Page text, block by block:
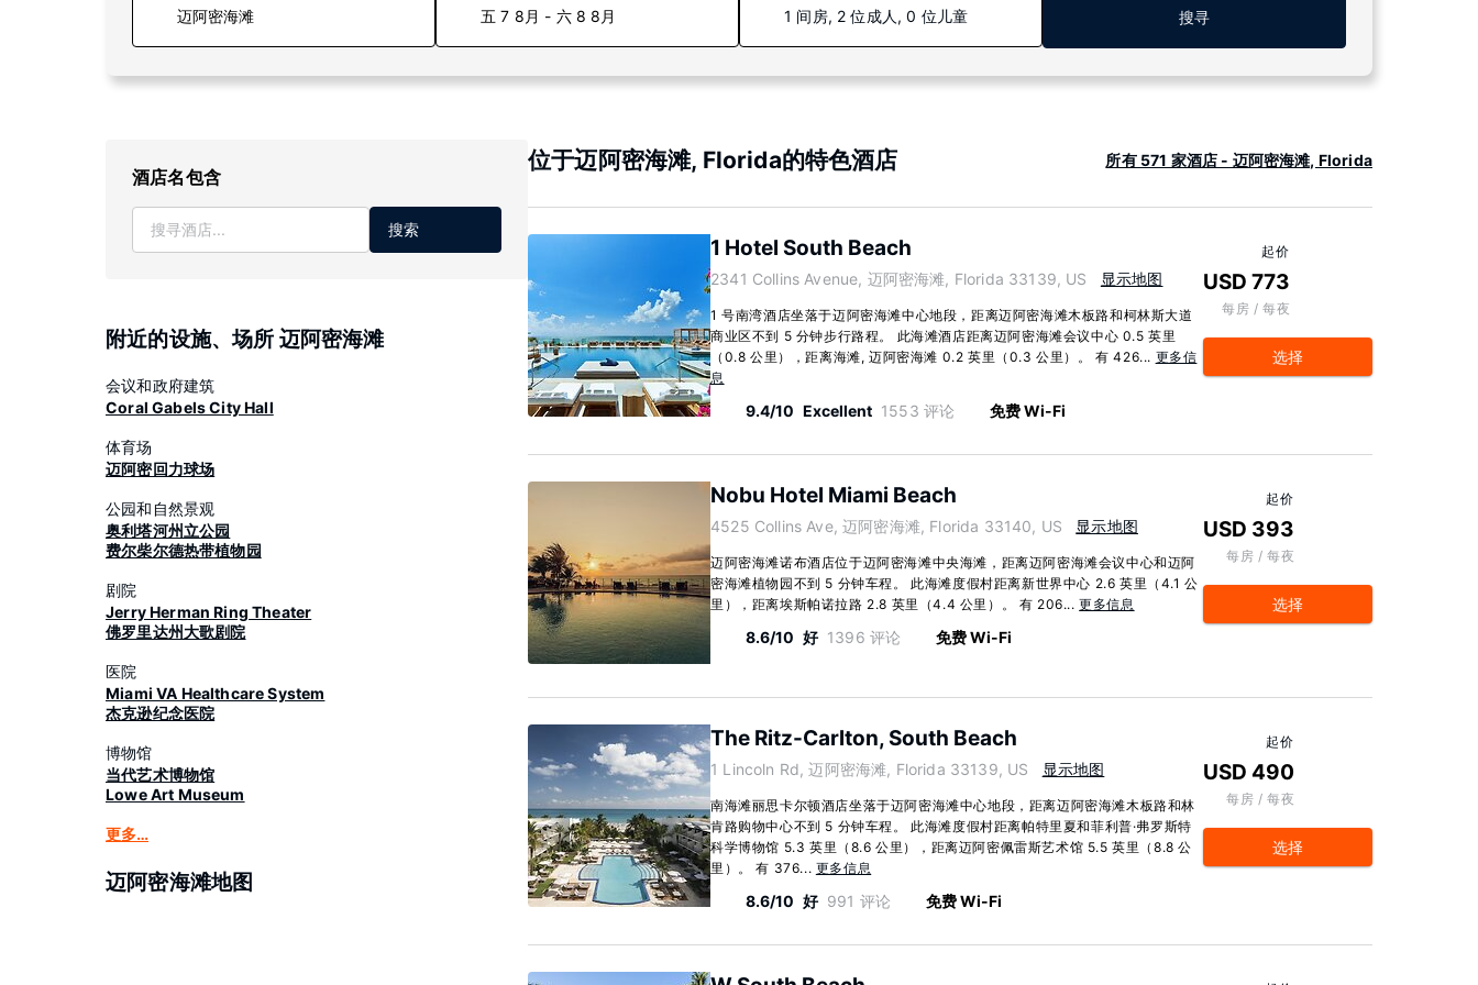
五 7 8月 - 六 8 8月 1 间房, 2 位成人, 0 位儿童 搜寻
酒店名包含
搜索
附近的设施、场所 迈阿密海滩
会议和政府建筑
Coral Gabels City Hall
体育场
迈阿密回力球场
公园和自然景观
奥利塔河州立公园
费尔柴尔德热带植物园
剧院
Jerry Herman Ring Theater
佛罗里达州大歌剧院
医院
Miami VA Healthcare System
杰克逊纪念医院
博物馆
当代艺术博物馆
Lowe Art Museum
更多…
迈阿密海滩地图
位于迈阿密海滩, Florida的特色酒店 所有 571 家酒店 - 迈阿密海滩, Florida
1 Hotel South Beach
2341 Collins Avenue, 迈阿密海滩, Florida 33139, US 显示地图
1 号南湾酒店坐落于迈阿密海滩中心地段，距离迈阿密海滩木板路和柯林斯大道
商业区不到 5 分钟步行路程。 此海滩酒店距离迈阿密海滩会议中心 0.5 英里
（0.8 公里），距离海滩, 迈阿密海滩 0.2 英里（0.3 公里）。 有 426... 更多信
息
9.4/10 Excellent 1553 评论 免费 Wi-Fi
起价
USD 773
每房 / 每夜
选择
Nobu Hotel Miami Beach
4525 Collins Ave, 迈阿密海滩, Florida 33140, US 显示地图
迈阿密海滩诺布酒店位于迈阿密海滩中央海滩，距离迈阿密海滩会议中心和迈阿
密海滩植物园不到 5 分钟车程。 此海滩度假村距离新世界中心 2.6 英里（4.1 公
里），距离埃斯帕诺拉路 2.8 英里（4.4 公里）。 有 206...更多信息
8.6/10 好 1396 评论 免费 Wi-Fi
起价
USD 393
每房 / 每夜
选择
The Ritz-Carlton, South Beach
1 Lincoln Rd, 迈阿密海滩, Florida 33139, US 显示地图
南海滩丽思卡尔顿酒店坐落于迈阿密海滩中心地段，距离迈阿密海滩木板路和林
肯路购物中心不到 5 分钟车程。 此海滩度假村距离帕特里夏和菲利普·弗罗斯特
科学博物馆 5.3 英里（8.6 公里），距离迈阿密佩雷斯艺术馆 5.5 英里（8.8 公
里）。 有 376... 更多信息
8.6/10 好 991 评论 免费 Wi-Fi
起价
USD 490
每房 / 每夜
选择